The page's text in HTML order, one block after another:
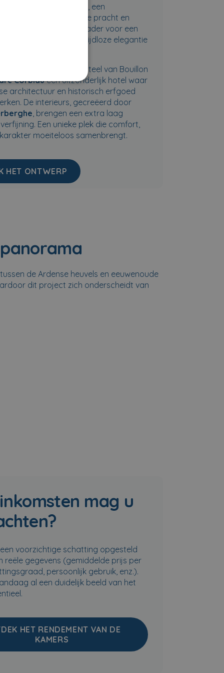
Deze unieke plek, een
van architectonische pracht en
biedt het ideale kader voor een
ontdekking en tijdloze elegantie
het duizendjarig kasteel van Bouillon
Corbiaueen uitzonderlijk hotel waar
architectuur en historisch erfgoed
De interieurs, gecreëerd door
, brengen een extra laag
Een unieke plek die comfort,
moeiteloos samenbrengt.
HET ONTWERP
de Ardense heuvels en eeuwenoude
dit project zich onderscheidt van
mag u
voorzichtige schatting opgesteld
reële gegevens (gemiddelde prijs per
persoonlijk gebruik, enz.).
al een duidelijk beeld van het
HET RENDEMENT VAN DE
KAMERS